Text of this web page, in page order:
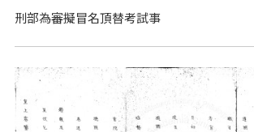
刑部為審擬冒名頂替考試事